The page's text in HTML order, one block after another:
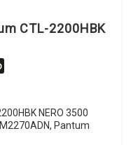
CTL-2200HBK
NERO 3500
Pantum